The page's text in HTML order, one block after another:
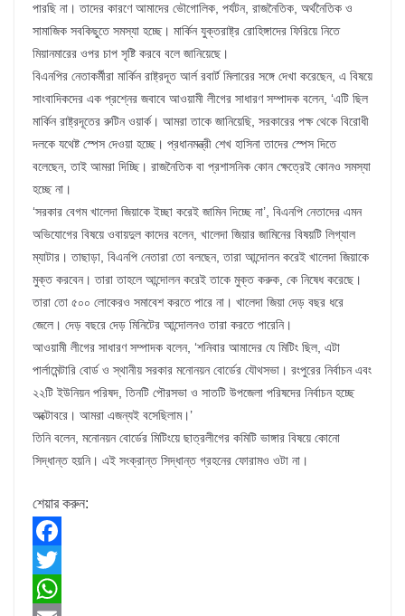
পারছি না। তাদের কারণে আমাদের ভৌগোলিক, পর্যটন, রাজনৈতিক, অর্থনৈতিক ও
সামাজিক সবকিছুতে সমস্যা হচ্ছে। মার্কিন যুক্তরাষ্ট্র রোহিঙ্গাদের ফিরিয়ে নিতে
মিয়ানমারের ওপর চাপ সৃষ্টি করবে বলে জানিয়েছে।
বিএনপির নেতাকর্মীরা মার্কিন রাষ্ট্রদূত আর্ল রবার্ট মিলারের সঙ্গে দেখা করেছেন, এ বিষয়ে
সাংবাদিকদের এক প্রশ্নের জবাবে আওয়ামী লীগের সাধারণ সম্পাদক বলেন, ‘এটি ছিল
মার্কিন রাষ্ট্রদূতের রুটিন ওয়ার্ক। আমরা তাকে জানিয়েছি, সরকারের পক্ষ থেকে বিরোধী
দলকে যথেষ্ট স্পেস দেওয়া হচ্ছে। প্রধানমন্ত্রী শেখ হাসিনা তাদের স্পেস দিতে
বলেছেন, তাই আমরা দিচ্ছি। রাজনৈতিক বা প্রশাসনিক কোন ক্ষেত্রেই কোনও সমস্যা
হচ্ছে না।
‘সরকার বেগম খালেদা জিয়াকে ইচ্ছা করেই জামিন দিচ্ছে না’, বিএনপি নেতাদের এমন
অভিযোগের বিষয়ে ওবায়দুল কাদের বলেন, খালেদা জিয়ার জামিনের বিষয়টি লিগ্যাল
ম্যাটার। তাছাড়া, বিএনপি নেতারা তো বলছেন, তারা আন্দোলন করেই খালেদা জিয়াকে
মুক্ত করবেন। তারা তাহলে আন্দোলন করেই তাকে মুক্ত করুক, কে নিষেধ করেছে।
তারা তো ৫০০ লোকেরও সমাবেশ করতে পারে না। খালেদা জিয়া দেড় বছর ধরে
জেলে। দেড় বছরে দেড় মিনিটের আন্দোলনও তারা করতে পারেনি।
আওয়ামী লীগের সাধারণ সম্পাদক বলেন, ‘শনিবার আমাদের যে মিটিং ছিল, এটা
পার্লামেন্টারি বোর্ড ও স্থানীয় সরকার মনোনয়ন বোর্ডের যৌথসভা। রংপুরের নির্বাচন এবং
২২টি ইউনিয়ন পরিষদ, তিনটি পৌরসভা ও সাতটি উপজেলা পরিষদের নির্বাচন হচ্ছে
অক্টোবরে। আমরা এজন্যই বসেছিলাম।’
তিনি বলেন, মনোনয়ন বোর্ডের মিটিংয়ে ছাত্রলীগের কমিটি ভাঙ্গার বিষয়ে কোনো
সিদ্ধান্ত হয়নি। এই সংক্রান্ত সিদ্ধান্ত গ্রহনের ফোরামও ওটা না।
শেয়ার করুন:
F
aT